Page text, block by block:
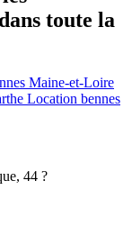
toute la
Maine-et-Loire
Location bennes
44 ?